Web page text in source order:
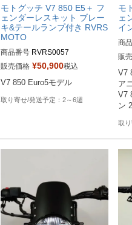
モトグッチ V7 850 E5＋ フ
ェンダーレスキット ブレー
キ&テールランプ付き RVRS
MOTO
商品番号 RVRS0057
販売価格 ¥50,900税込
V7 850 Euro5モデル
2～6週
モ
ェ
イ
商
販
V7
ア
V7